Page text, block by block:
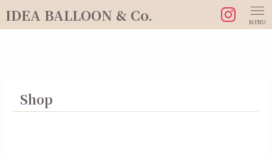
IDEA BALLOON & Co. MENU
Shop